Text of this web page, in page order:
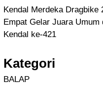
Kendal Merdeka Dragbike
Empat Gelar Juara
Kendal ke-421
Kategori
BALAP